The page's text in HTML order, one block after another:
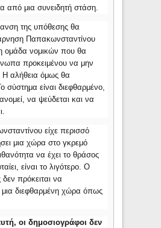
από μια συνειδητή στάση.
της υπόθεσης θα
Παπακωνσταντίνου
ομάδα νομικών που θα
προκειμένου να μην
Η αλήθεια όμως θα
σύστημα είναι διεφθαρμένο,
να ψεύδεται και να
είχε περισσό
μια χώρα στο γκρεμό
να έχει το θράσος
είναι το λιγότερο. Ο
πρόκειται να
μια διεφθαρμένη χώρα όπως
οι δημοσιογράφοι δεν